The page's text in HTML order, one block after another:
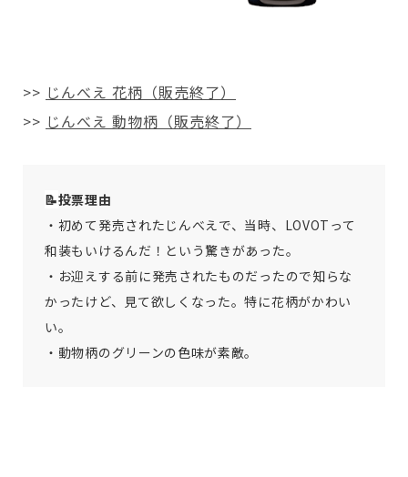
>> じんべえ 花柄（販売終了）
>> じんべえ 動物柄（販売終了）
📝投票理由
・初めて発売されたじんべえで、当時、LOVOTって
和装もいけるんだ！という驚きがあった。
・お迎えする前に発売されたものだったので知らな
かったけど、見て欲しくなった。特に花柄がかわい
い。
・動物柄のグリーンの色味が素敵。